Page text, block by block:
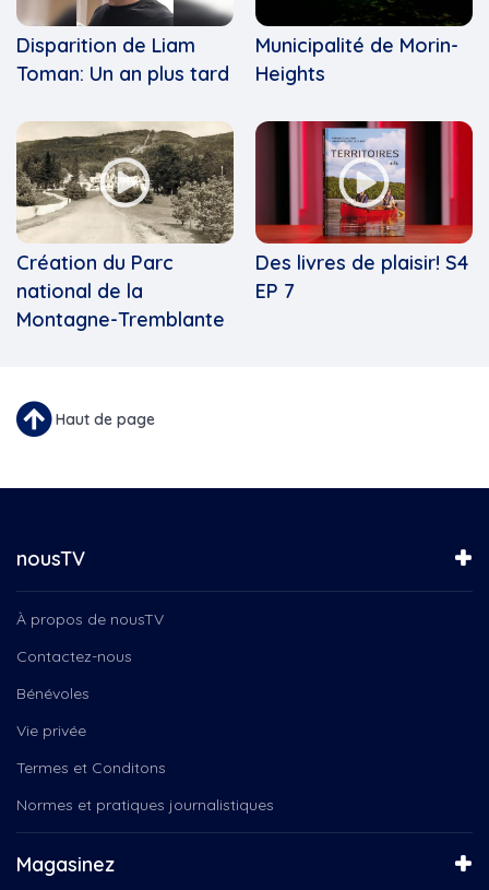
Disparition de Liam
Toman: Un an plus tard
Municipalité de Morin-
Heights
Création du Parc
national de la
Montagne-Tremblante
Des livres de plaisir! S4
EP 7
Haut de page
nousTV
À propos de nousTV
Contactez-nous
Bénévoles
Vie privée
Termes et Conditons
Normes et pratiques journalistiques
Magasinez